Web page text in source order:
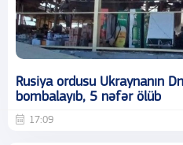
Rusiya ordusu Ukraynanın
bombalayıb, 5 nəfər ölüb
17:09